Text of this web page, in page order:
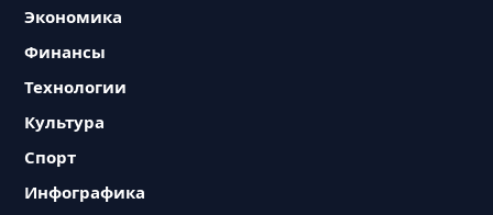
Экономика
Финансы
Технологии
Культура
Спорт
Инфографика